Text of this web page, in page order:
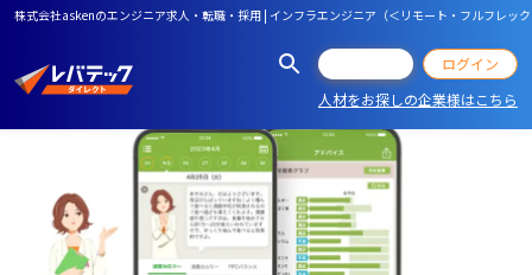
株式会社askenのエンジニア求人・転職・採用 | インフラエンジニア（＜リモート・フルフレ
ログイン
人材をお探しの企業様はこちら